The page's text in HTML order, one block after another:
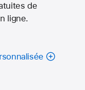
de
ligne.